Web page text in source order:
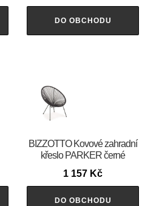
DO OBCHODU
BIZZOTTO Kovové zahradní
křeslo PARKER černé
1 157 Kč
DO OBCHODU